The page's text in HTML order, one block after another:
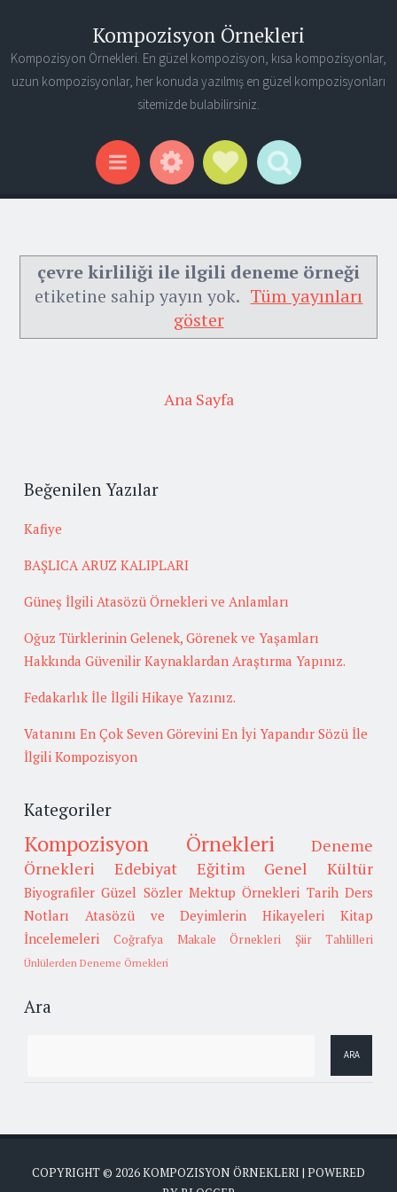
Kompozisyon Örnekleri
Kompozisyon Örnekleri. En güzel kompozisyon, kısa kompozisyonlar,
uzun kompozisyonlar, her konuda yazılmış en güzel kompozisyonları
sitemizde bulabilirsiniz.
Menu WidgetsSocial Links
Search
çevre kirliliği ile ilgili deneme örneği
etiketine sahip yayın yok. Tüm yayınları
göster
Ana Sayfa
Beğenilen Yazılar
Kafiye
BAŞLICA ARUZ KALIPLARI
Güneş İlgili Atasözü Örnekleri ve Anlamları
Oğuz Türklerinin Gelenek, Görenek ve Yaşamları
Hakkında Güvenilir Kaynaklardan Araştırma Yapınız.
Fedakarlık İle İlgili Hikaye Yazınız.
Vatanını En Çok Seven Görevini En İyi Yapandır Sözü İle
İlgili Kompozisyon
Kategoriler
Kompozisyon Örnekleri
Deneme
Örnekleri
Edebiyat Eğitim Genel Kültür
Biyografiler Güzel Sözler Mektup Örnekleri Tarih Ders
Notları
Atasözü ve Deyimlerin Hikayeleri
Kitap
İncelemeleri
Coğrafya Makale Örnekleri Şiir Tahlilleri
Ünlülerden Deneme Örnekleri
Ara
COPYRIGHT © 2026KOMPOZISYON ÖRNEKLERI | POWERED